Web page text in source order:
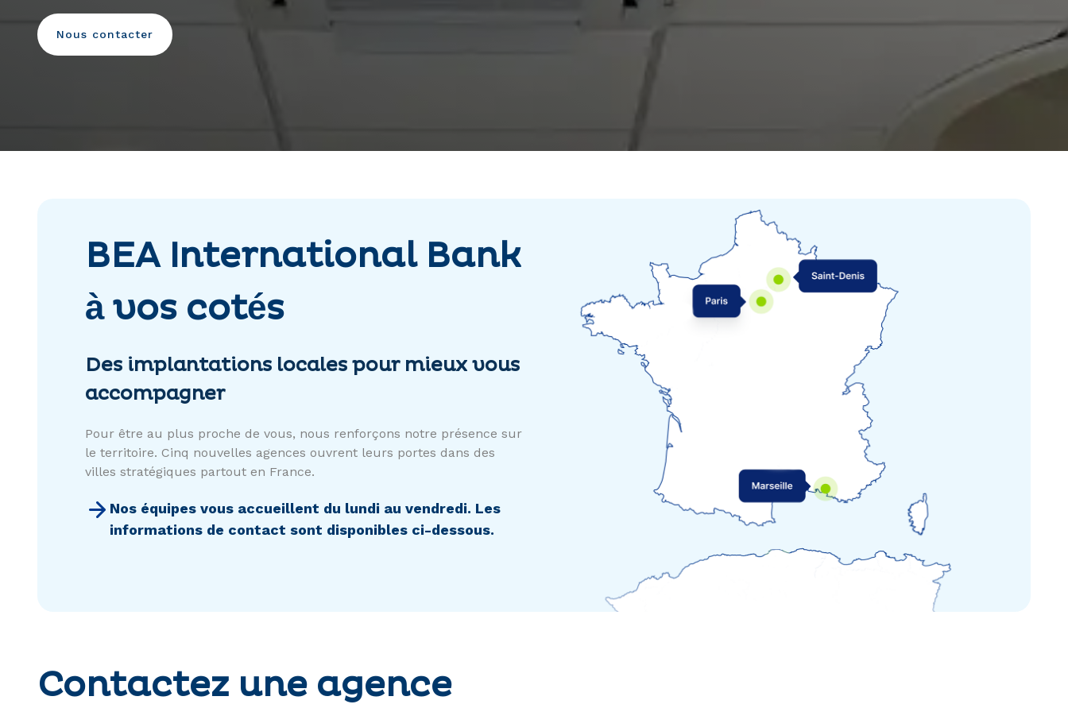
Nous contacter
BEA International Bank
à vos cotés
Des implantations locales pour mieux vous
accompagner
Pour être au plus proche de vous, nous renforçons notre présence sur
le territoire. Cinq nouvelles agences ouvrent leurs portes dans des
villes stratégiques partout en France.
Nos équipes vous accueillent du lundi au vendredi. Les
informations de contact sont disponibles ci-dessous.
Contactez une agence